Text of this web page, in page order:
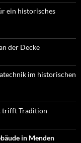
ein historisches
der Decke
im historischen
trifft Tradition
in Menden